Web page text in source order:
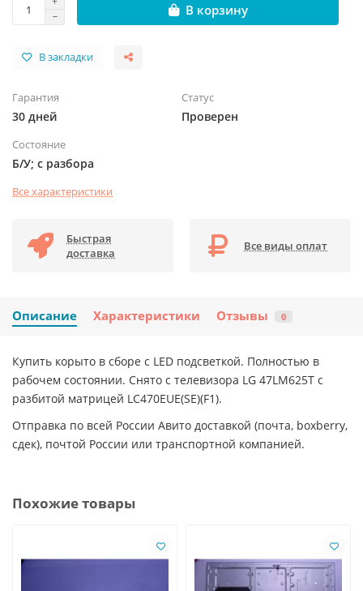
В корзину
В закладки
Гарантия
30 дней
Статус
Проверен
Состояние
Б/У; с разбора
Все характеристики
Быстрая
доставка
Все виды оплат
Описание Характеристики Отзывы 0
Купить корыто в сборе с LED подсветкой. Полностью в
рабочем состоянии. Снято с телевизора LG 47LM625T с
разбитой матрицей LC470EUE(SE)(F1).
Отправка по всей России Авито доставкой (почта, boxberry,
сдек), почтой России или транспортной компанией.
Похожие товары